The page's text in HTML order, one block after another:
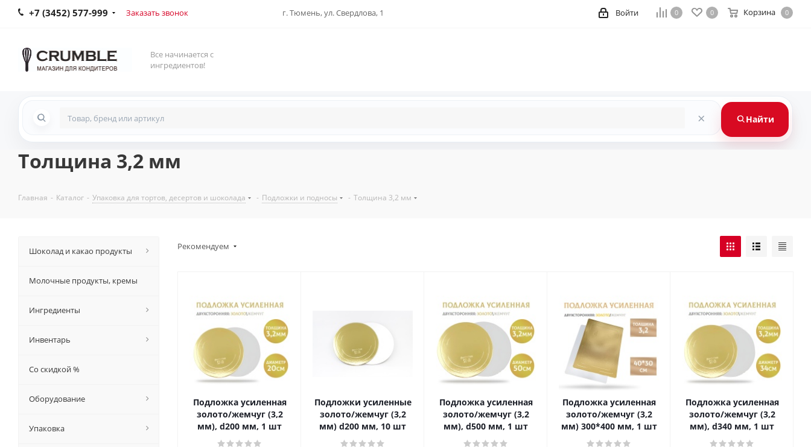
+7 (3452) 577-999 Заказать звонок г. Тюмень, ул. Свердлова, 1 0 0 Корзина 0
Войти
Все начинается с
ингредиентов!
× Найти
Толщина 3,2 мм
Главная - Каталог - Упаковка для тортов, десертов и шоколада - Подложки и подносы - Толщина 3,2 мм
Рекомендуем
Подложка усиленная
золото/жемчуг (3,2
мм), d200 мм, 1 шт
Подложки усиленные
золото/жемчуг (3,2
мм) d200 мм, 10 шт
Подложка усиленная
золото/жемчуг (3,2
мм), d500 мм, 1 шт
Подложка усиленная
золото/жемчуг (3,2
мм) 300*400 мм, 1 шт
Подложка усиленная
золото/жемчуг (3,2
мм), d340 мм, 1 шт
Шоколад и какао продукты
Молочные продукты, кремы
Ингредиенты
Инвентарь
Со скидкой %
Оборудование
Упаковка